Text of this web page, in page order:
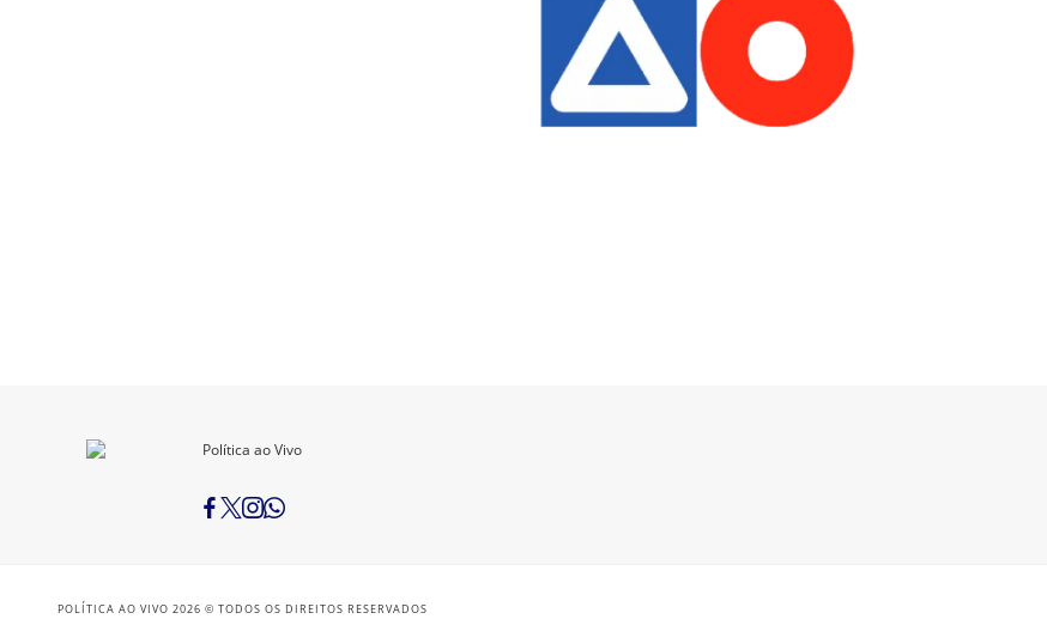
POLÍTICA AO VIVO 2026 © TODOS OS DIREITOS RESERVADOS